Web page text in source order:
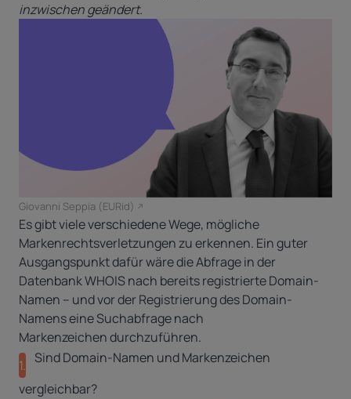
inzwischen geändert.
Giovanni Seppia (EURid)
Es gibt viele verschiedene Wege, mögliche
Markenrechtsverletzungen zu erkennen. Ein guter
Ausgangspunkt dafür wäre die Abfrage in der
Datenbank WHOIS nach bereits registrierte Domain-
Namen – und vor der Registrierung des Domain-
Namens eine Suchabfrage nach
Markenzeichen durchzuführen.
1. Sind Domain-Namen und Markenzeichen
vergleichbar?